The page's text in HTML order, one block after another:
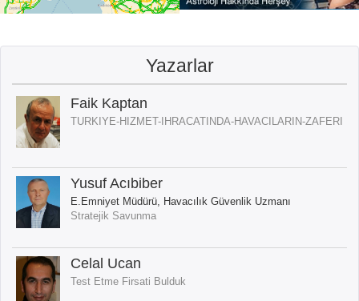
Yazarlar
Faik Kaptan
TURKIYE-HIZMET-IHRACATINDA-HAVACILARIN-ZAFERI
Yusuf Acıbiber
E.Emniyet Müdürü, Havacılık Güvenlik Uzmanı
Stratejik Savunma
Celal Ucan
Test Etme Firsati Bulduk